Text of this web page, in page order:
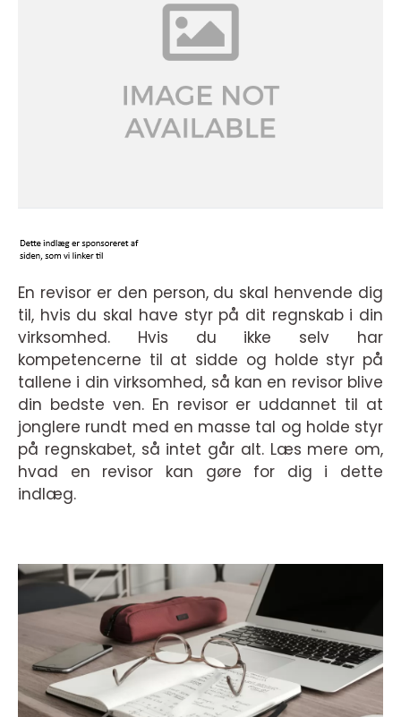
En revisor er den person, du skal henvende dig
til, hvis du skal have styr på dit regnskab i din
virksomhed. Hvis du ikke selv har
kompetencerne til at sidde og holde styr på
tallene i din virksomhed, så kan en revisor blive
din bedste ven. En revisor er uddannet til at
jonglere rundt med en masse tal og holde styr
på regnskabet, så intet går alt. Læs mere om,
hvad en revisor kan gøre for dig i dette
indlæg.